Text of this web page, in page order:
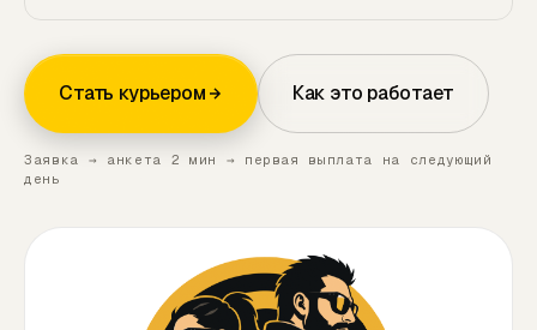
Стать курьером Как это работает
Заявка → анкета 2 мин → первая выплата на следующий
день